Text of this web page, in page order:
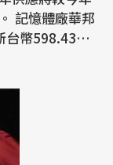
台幣598.43億